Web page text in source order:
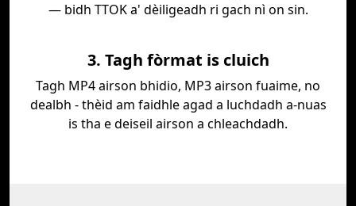
— bidh TTOK a' dèiligeadh ri gach nì on sin.
3. Tagh fòrmat is cluich
Tagh MP4 airson bhidio, MP3 airson fuaime, no
dealbh - thèid am faidhle agad a luchdadh a-nuas
is tha e deiseil airson a chleachdadh.